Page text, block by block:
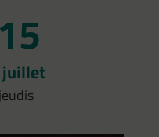
juillet